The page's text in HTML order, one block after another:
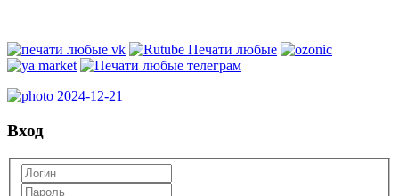
Вход